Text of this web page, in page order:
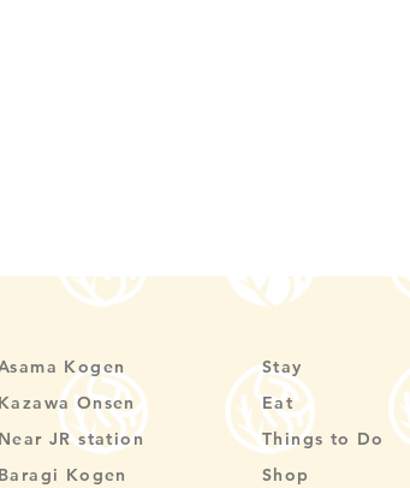
Kogen
Stay
Kazawa Onsen
Eat
Near JR station
Things to Do
Baragi Kogen
Shop